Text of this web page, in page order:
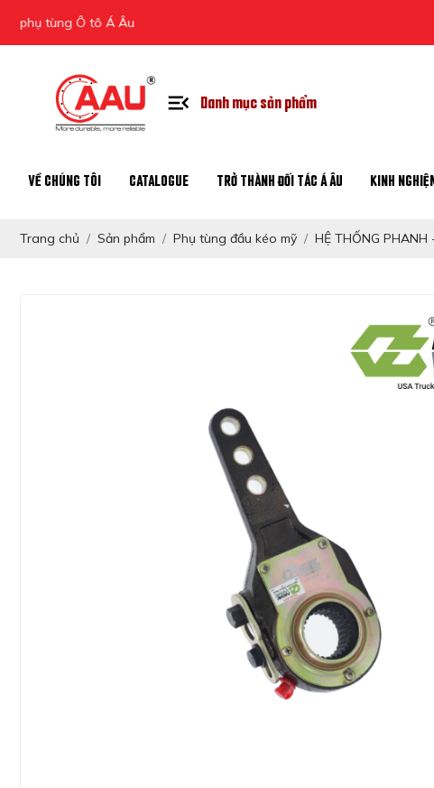
Ô tô Á Âu
Danh mục sản phẩm
VỀ CHÚNG TÔI CATALOGUE TRỞ THÀNH ĐỐI TÁC Á ÂU KINH
Trang chủ Sản phẩm Phụ tùng đầu kéo mỹ HỆ THỐNG PHANH